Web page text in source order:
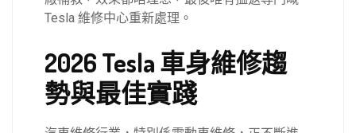
Tesla 維修中心重新處理。
2026 Tesla 車身維修趨
勢與最佳實踐